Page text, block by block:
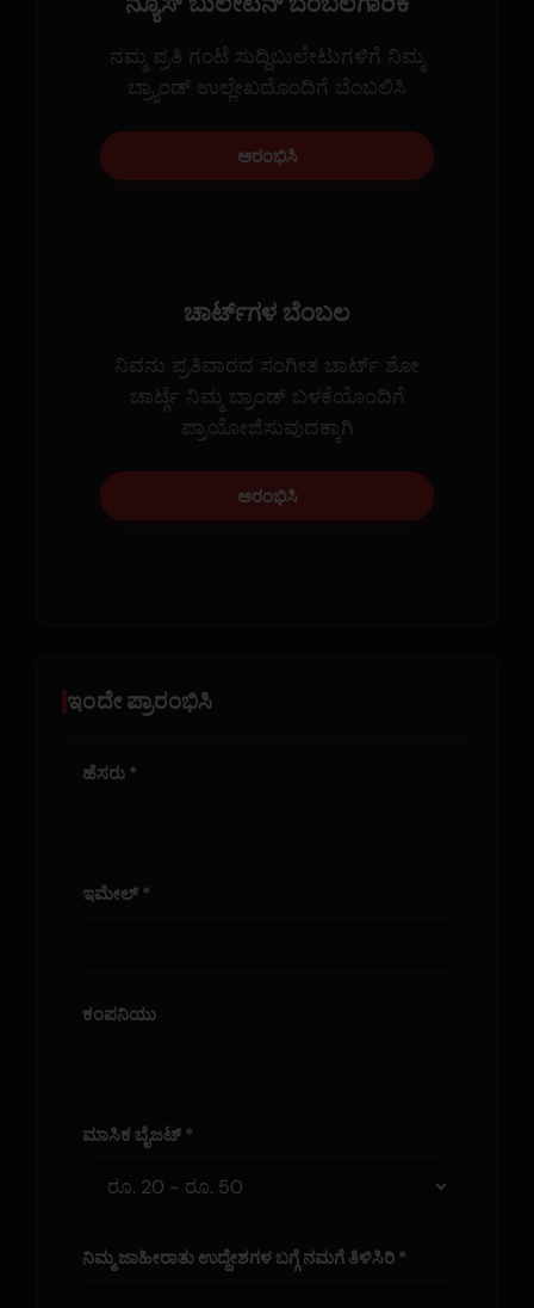
ನಮ್ಮ ಪ್ರತಿ ಗಂಟೆ ಸುದ್ದಿಬುಲೇಟುಗಳಿಗೆ ನಿಮ್ಮ
ಬ್ರ್ಯಾಂಡ್ ಉಲ್ಲೇಖದೊಂದಿಗೆ ಬೆಂಬಲಿಸಿ
ಅರಂಭಿಸಿ
ಚಾರ್ಟ್‌ಗಳ ಬೆಂಬಲ
ನಿವನು ಪ್ರತಿವಾರದ ಸಂಗೀತ ಚಾರ್ಟ್ ಶೋ
ಚಾರ್ಟ್ಗೆ ನಿಮ್ಮ ಬ್ರಾಂಡ್ ಬಳಕೆಯೊಂದಿಗೆ
ಪ್ರಾಯೋಜಿಸುವುದಕ್ಕಾಗಿ
ಅರಂಭಿಸಿ
ಇಂದೇ ಪ್ರಾರಂಭಿಸಿ
ಹೆಸರು *
ಇಮೇಲ್ *
ಕಂಪನಿಯು
ಮಾಸಿಕ ಬೈಜಟ್ *
ನಿಮ್ಮ ಜಾಹೀರಾತು ಉದ್ದೇಶಗಳ ಬಗ್ಗೆ ನಮಗೆ ತಿಳಿಸಿರಿ *